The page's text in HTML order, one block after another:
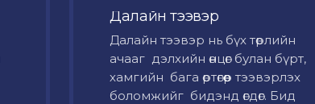
Далайн тээвэр
Далайн тээвэр нь бүх төрлийн
ачааг дэлхийн өнцөг булан бүрт,
хамгийн бага өртөгөөр тээвэрлэх
боломжийг бидэнд өгдөг. Бид